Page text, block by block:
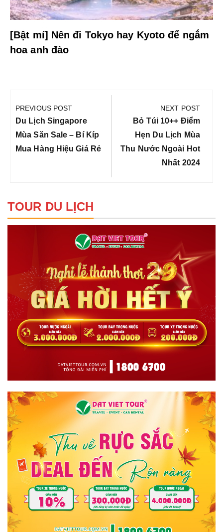
[Bật mí] Nên đi Tokyo hay Kyoto để ngắm
hoa anh đào
hướng
bài
viết
PREVIOUS POST
Previous
Post:
Du Lịch Singapore
Mùa Săn Sale – Bí Kíp
Mua Hàng Hiệu Giá Rẻ
NEXT POST
Next
Post:
Bỏ Túi 10++ Điểm
Hẹn Du Lịch Mùa
Thu Nước Ngoài Hot
Nhất 2024
TOUR DU LỊCH